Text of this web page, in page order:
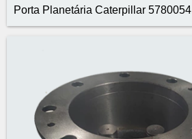
Porta Planetária Caterpillar 5780054